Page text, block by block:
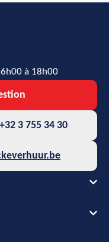
à 18h00
3 755 34 30